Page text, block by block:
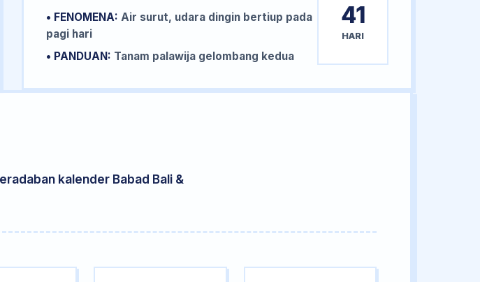
• FENOMENA: Air surut, udara dingin bertiup pada
pagi hari
• PANDUAN: Tanam palawija gelombang kedua
41
HARI
kalender Babad Bali &